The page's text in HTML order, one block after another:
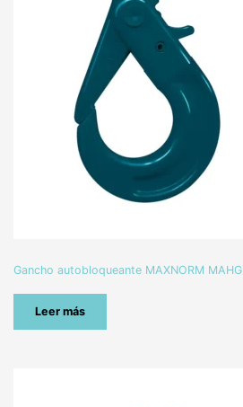
Gancho autobloqueante MAXNORM MAHG
Leer más